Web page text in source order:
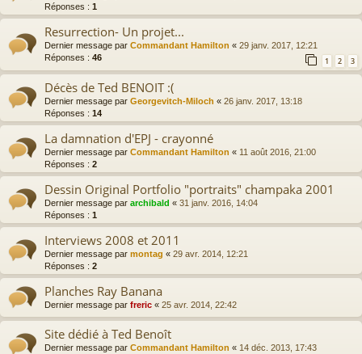
Réponses : 1
Resurrection- Un projet...
Dernier message par Commandant Hamilton « 29 janv. 2017, 12:21
Réponses : 46 1 2 3
Décès de Ted BENOIT :(
Dernier message par Georgevitch-Miloch « 26 janv. 2017, 13:18
Réponses : 14
La damnation d'EPJ - crayonné
Dernier message par Commandant Hamilton « 11 août 2016, 21:00
Réponses : 2
Dessin Original Portfolio "portraits" champaka 2001
Dernier message par archibald « 31 janv. 2016, 14:04
Réponses : 1
Interviews 2008 et 2011
Dernier message par montag « 29 avr. 2014, 12:21
Réponses : 2
Planches Ray Banana
Dernier message par freric « 25 avr. 2014, 22:42
Site dédié à Ted Benoît
Dernier message par Commandant Hamilton « 14 déc. 2013, 17:43